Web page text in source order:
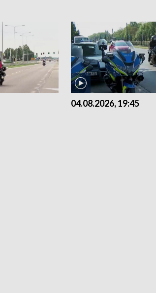
04.08.2026, 19:45